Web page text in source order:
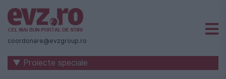
Știri
naționale
internaționale
coordonare@evzgroup.ro
▼ Proiecte speciale